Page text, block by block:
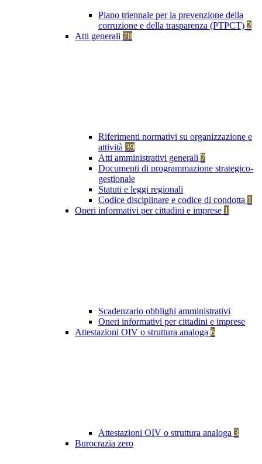
Piano triennale per la prevenzione della
corruzione e della trasparenza (PTPCT) 2
Atti generali 78
Riferimenti normativi su organizzazione e
attività 39
Atti amministrativi generali 7
Documenti di programmazione strategico-
gestionale
Statuti e leggi regionali
Codice disciplinare e codice di condotta 1
Oneri informativi per cittadini e imprese 1
Scadenzario obblighi amministrativi
Oneri informativi per cittadini e imprese
Attestazioni OIV o struttura analoga 6
Attestazioni OIV o struttura analoga 3
Burocrazia zero